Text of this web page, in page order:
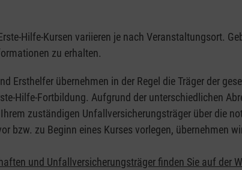
Hilfe-Kursen variieren je nach Veranstaltungsort.
zu erhalten.
Ersthelfer übernehmen in der Regel die Träger der
Hilfe-Fortbildung. Aufgrund der unterschiedlichen
zuständigen Unfallversicherungsträger über die
bzw. zu Beginn eines Kurses vorlegen, übernehmen
und Unfallversicherungsträger finden Sie auf der